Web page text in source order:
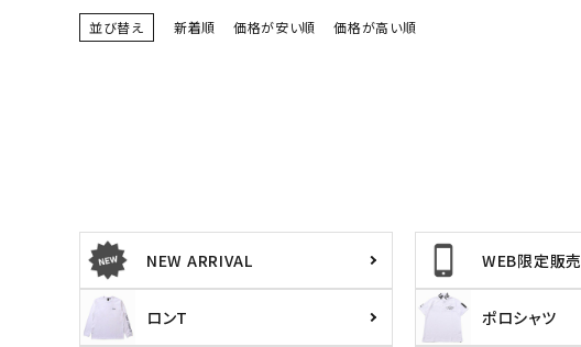
並び替え 新着順 価格が安い順 価格が高い順
NEW ARRIVAL WEB限定販売
ロンT ポロシャツ